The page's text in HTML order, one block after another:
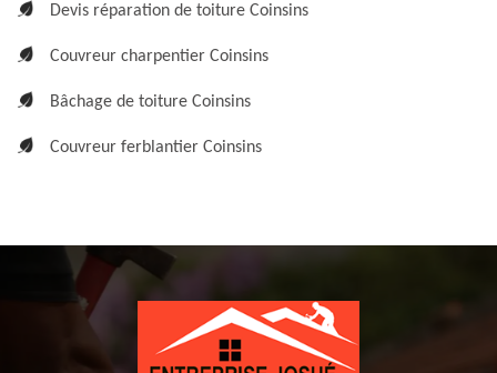
Devis réparation de toiture Coinsins
Couvreur charpentier Coinsins
Bâchage de toiture Coinsins
Couvreur ferblantier Coinsins